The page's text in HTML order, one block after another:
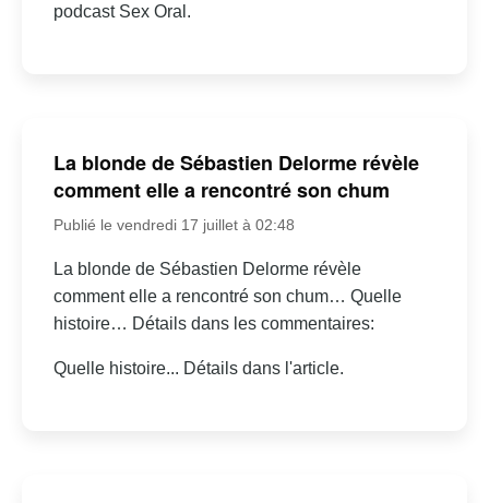
podcast Sex Oral.
La blonde de Sébastien Delorme révèle
comment elle a rencontré son chum
Publié le vendredi 17 juillet à 02:48
La blonde de Sébastien Delorme révèle
comment elle a rencontré son chum… Quelle
histoire… Détails dans les commentaires:
Quelle histoire... Détails dans l'article.